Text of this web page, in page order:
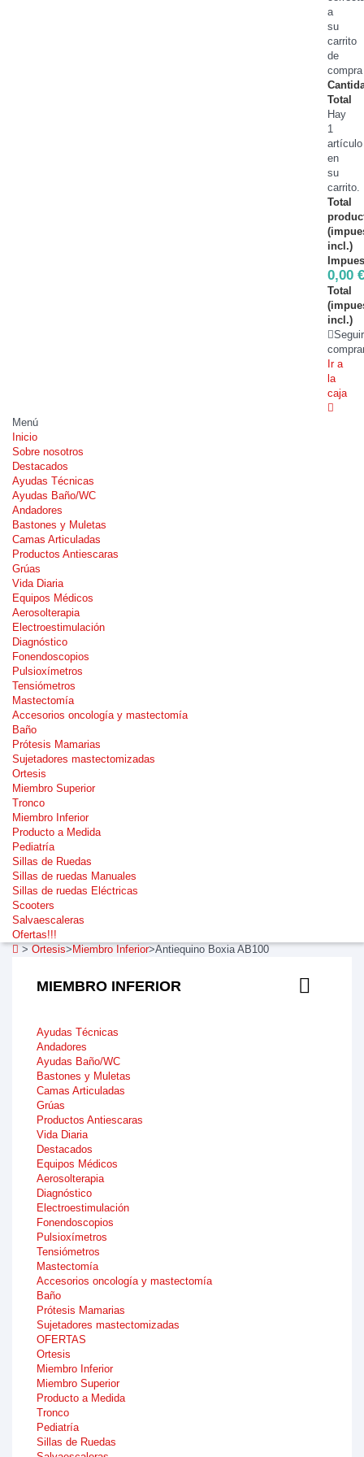
a
su
carrito
de
compra
Total
Hay
1
artículo
en
su
carrito.
Total
incl.)
0,00
Total
incl.)
Seguir
Ir a
la
caja
Menú
Inicio
Sobre nosotros
Destacados
Ayudas Técnicas
Ayudas Baño/WC
Andadores
Bastones y Muletas
Camas Articuladas
Productos Antiescaras
Grúas
Vida Diaria
Equipos Médicos
Aerosolterapia
Electroestimulación
Diagnóstico
Fonendoscopios
Pulsioxímetros
Tensiómetros
Mastectomía
Accesorios oncología y mastectomía
Baño
Prótesis Mamarias
Sujetadores mastectomizadas
Ortesis
Miembro Superior
Tronco
Miembro Inferior
Producto a Medida
Pediatría
Sillas de Ruedas
Sillas de ruedas Manuales
Sillas de ruedas Eléctricas
Scooters
Salvaescaleras
Ofertas!!!
> Ortesis> Miembro Inferior>Antiequino Boxia AB100
MIEMBRO INFERIOR
Ayudas Técnicas
Andadores
Ayudas Baño/WC
Bastones y Muletas
Camas Articuladas
Grúas
Productos Antiescaras
Vida Diaria
Destacados
Equipos Médicos
Aerosolterapia
Diagnóstico
Electroestimulación
Fonendoscopios
Pulsioxímetros
Tensiómetros
Mastectomía
Accesorios oncología y mastectomía
Baño
Prótesis Mamarias
Sujetadores mastectomizadas
OFERTAS
Ortesis
Miembro Inferior
Miembro Superior
Producto a Medida
Tronco
Pediatría
Sillas de Ruedas